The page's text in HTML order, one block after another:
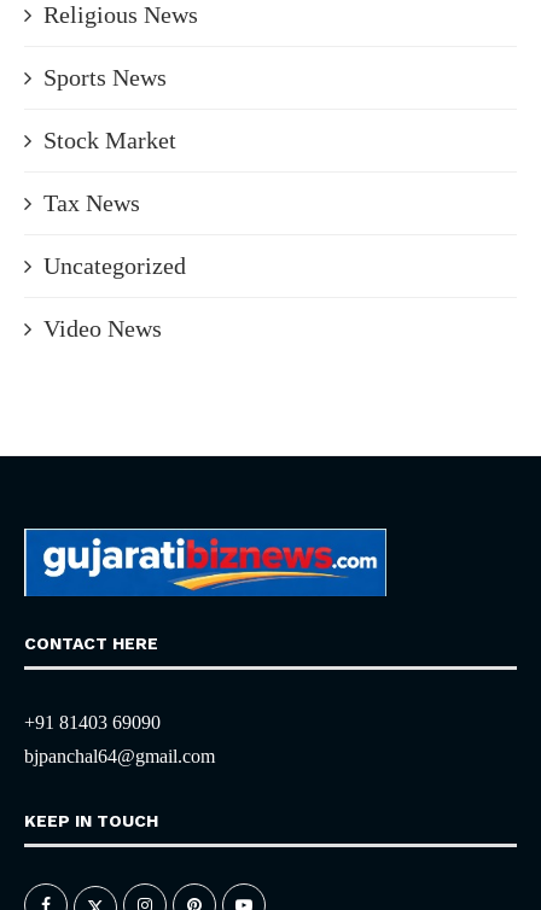
Religious News
Sports News
Stock Market
Tax News
Uncategorized
Video News
CONTACT HERE
+91 81403 69090
bjpanchal64@gmail.com
KEEP IN TOUCH